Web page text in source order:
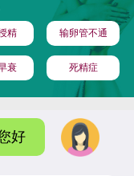
精 输卵管不通
衰 死精症
好